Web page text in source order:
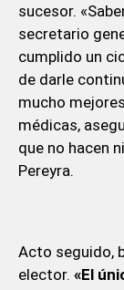
sucesor.
secretario
cumplido un
de darle
mucho
médicas,
que no hacen
Pereyra.
Acto seguido,
elector. «El